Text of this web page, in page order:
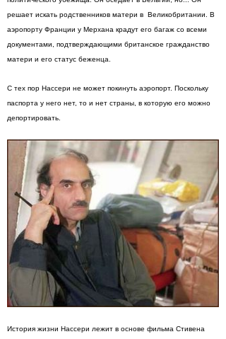
решает искать родственников матери в Великобритании. В
аэропорту Франции у Мерхана крадут его багаж со всеми
документами, подтверждающими британское гражданство
матери и его статус беженца.
С тех пор Нассери не может покинуть аэропорт. Поскольку
паспорта у него нет, то и нет страны, в которую его можно
депортировать.
История жизни Нассери лежит в основе фильма Стивена